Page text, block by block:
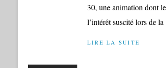
30, une animation dont
l’intérêt suscité lors de la
LIRE LA SUITE